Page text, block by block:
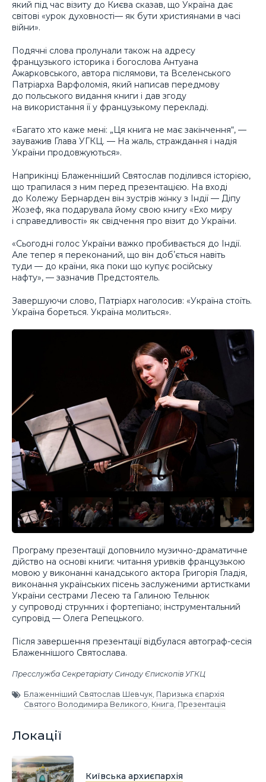
який під час візиту до Києва сказав, що Україна дає
світові «урок духовності— як бути християнами в часі
війни».
Подячні слова пролунали також на адресу
французького історика і богослова Антуана
Ажарковського, автора післямови, та Вселенського
Патріарха Варфоломія, який написав передмову
до польського видання книги і дав згоду
на використання її у французькому перекладі.
«Багато хто каже мені: „Ця книга не має закінчення“, —
зауважив Глава УГКЦ. — На жаль, страждання і надія
України продовжуються».
Наприкінці Блаженніший Святослав поділився історією,
що трапилася з ним перед презентацією. На вході
до Колежу Бернарден він зустрів жінку з Індії — Діпу
Жозеф, яка подарувала йому свою книгу «Ехо миру
і справедливості» як свідчення про візит до України.
«Сьогодні голос України важко пробивається до Індії.
Але тепер я переконаний, що він добʼється навіть
туди — до країни, яка поки що купує російську
нафту», — зазначив Предстоятель.
Завершуючи слово, Патріарх наголосив: «Україна стоїть.
Україна бореться. Україна молиться».
Програму презентації доповнило музично-драматичне
дійство на основі книги: читання уривків французькою
мовою у виконанні канадського актора Григорія Гладія,
виконання українських пісень заслуженими артистками
України сестрами Лесею та Галиною Тельнюк
у супроводі струнних і фортепіано; інструментальний
супровід — Олега Репецького.
Після завершення презентації відбулася автограф-сесія
Блаженнішого Святослава.
Пресслужба Секретаріату Синоду Єпископів УГКЦ
Блаженніший Святослав Шевчук Паризька єпархія
Святого Володимира Великого Книга Презентація
Локації
Київська архиєпархія